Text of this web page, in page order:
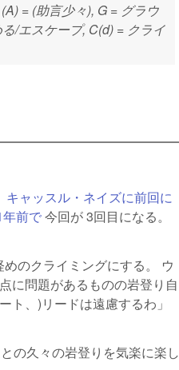
= (助言少々), G = グラウ
/エスケープ, C(d) = クライ
キャッスル・ネイズに前回に
前で今回が 3回目になる。
のクライミングにする。 ウ
に問題があるものの岩登り自
、)リードは遠慮するわ」
の久々の岩登りを気楽に楽し